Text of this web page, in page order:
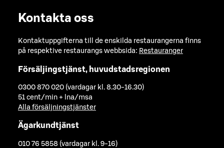
Kontakta oss
Kontaktuppgifterna till de enskilda restaurangerna finns
på respektive restaurangs webbsida: Restauranger
Försäljingstjänst, huvudstadsregionen
0300 870 020 (vardagar kl. 8.30-16.30)
51 cent/min + lna/msa
Alla försäljningstjänster
Ägarkundtjänst
010 76 5858 (vardagar kl. 9-16)